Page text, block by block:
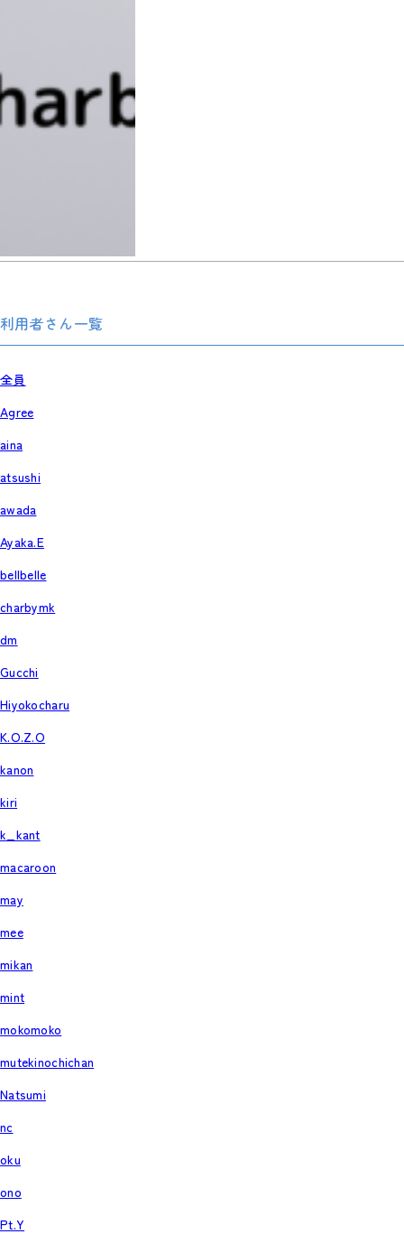
利用者さん一覧
全員
Agree
aina
atsushi
awada
Ayaka.E
bellbelle
charbymk
dm
Gucchi
Hiyokocharu
K.O.Z.O
kanon
kiri
k_kant
macaroon
may
mee
mikan
mint
mokomoko
mutekinochichan
Natsumi
nc
oku
ono
Pt.Y